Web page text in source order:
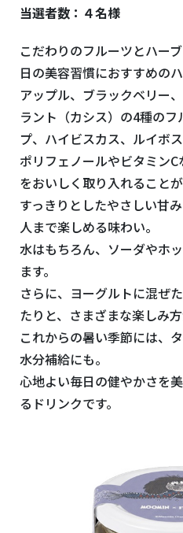
当選者数：４名様
こだわりのフルーツとハー
日の美容習慣におすすめのハ
アップル、ブラックベリー
ラント（カシス）の4種の
プ、ハイビスカス、ルイボ
ポリフェノールやビタミン
をおいしく取り入れることが
すっきりとしたやさしい甘
人まで楽しめる味わい。
水はもちろん、ソーダやホ
ます。
さらに、ヨーグルトに混ぜ
たりと、さまざまな楽しみ方
これからの暑い季節には、
水分補給にも。
心地よい毎日の健やかさを
るドリンクです。